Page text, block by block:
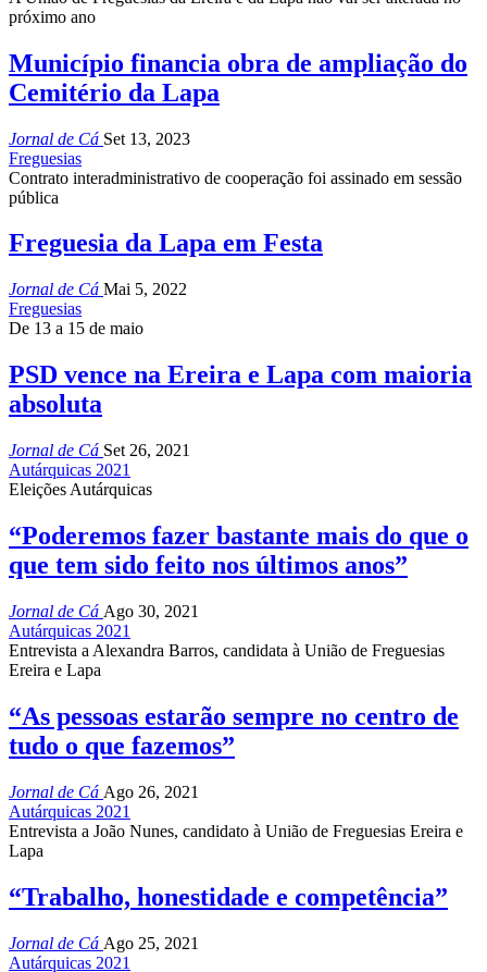
próximo ano
Município financia obra de ampliação do
Cemitério da Lapa
Jornal de Cá Set 13, 2023
Freguesias
Contrato interadministrativo de cooperação foi assinado em sessão
pública
Freguesia da Lapa em Festa
Jornal de Cá Mai 5, 2022
Freguesias
De 13 a 15 de maio
PSD vence na Ereira e Lapa com maioria
absoluta
Jornal de Cá Set 26, 2021
Autárquicas 2021
Eleições Autárquicas
“Poderemos fazer bastante mais do que o
que tem sido feito nos últimos anos”
Jornal de Cá Ago 30, 2021
Autárquicas 2021
Entrevista a Alexandra Barros, candidata à União de Freguesias
Ereira e Lapa
“As pessoas estarão sempre no centro de
tudo o que fazemos”
Jornal de Cá Ago 26, 2021
Autárquicas 2021
Entrevista a João Nunes, candidato à União de Freguesias Ereira e
Lapa
“Trabalho, honestidade e competência”
Jornal de Cá Ago 25, 2021
Autárquicas 2021